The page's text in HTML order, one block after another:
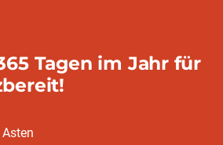
Tagen im Jahr für